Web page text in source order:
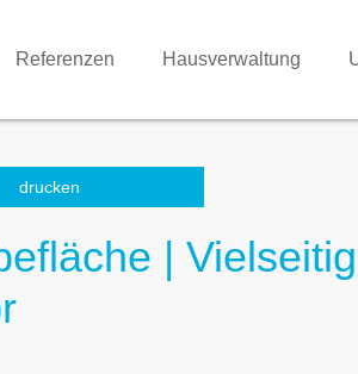
Referenzen Hausverwaltung
drucken
|